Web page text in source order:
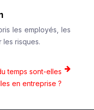
les employés, les
les risques.
temps sont-elles
en entreprise ?